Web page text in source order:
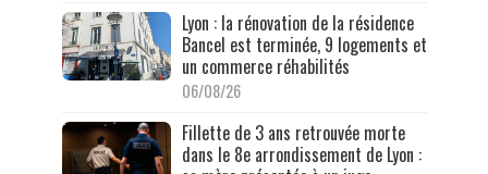
Lyon : la rénovation de la résidence
Bancel est terminée, 9 logements et
un commerce réhabilités
06/08/26
Fillette de 3 ans retrouvée morte
dans le 8e arrondissement de Lyon :